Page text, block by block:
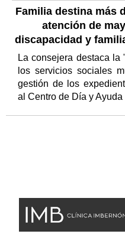
Familia destina más
atención de
discapacidad y
La consejera destaca
los servicios sociales
gestión de los
al Centro de Día y